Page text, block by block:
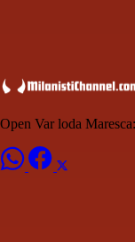
Open Var loda